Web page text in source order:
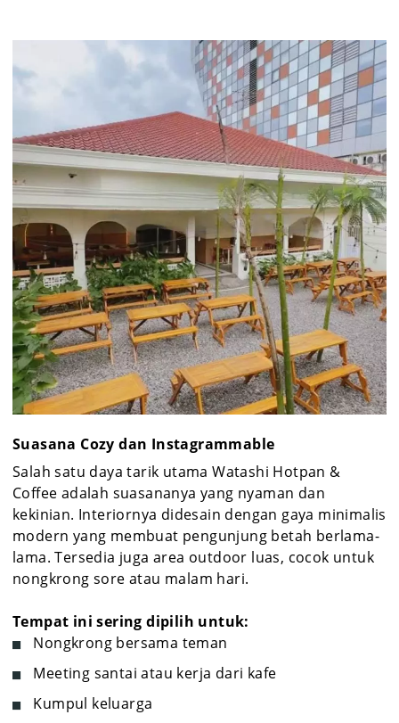
Suasana Cozy dan Instagrammable
Salah satu daya tarik utama Watashi Hotpan &
Coffee adalah suasananya yang nyaman dan
kekinian. Interiornya didesain dengan gaya minimalis
modern yang membuat pengunjung betah berlama-
lama. Tersedia juga area outdoor luas, cocok untuk
nongkrong sore atau malam hari.
Tempat ini sering dipilih untuk:
Nongkrong bersama teman
Meeting santai atau kerja dari kafe
Kumpul keluarga